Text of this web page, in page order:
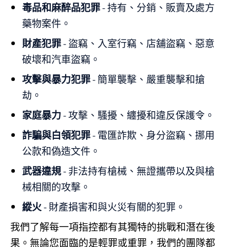
毒品和麻醉品犯罪- 持有、分銷、販賣及處方
藥物案件。
財產犯罪- 盜竊、入室行竊、店舖盜竊、惡意
破壞和汽車盜竊。
攻擊與暴力犯罪- 簡單襲擊、嚴重襲擊和搶
劫。
家庭暴力- 攻擊、騷擾、纏擾和違反保護令。
詐騙與白領犯罪- 電匯詐欺、身分盜竊、挪用
公款和偽造文件。
武器違規- 非法持有槍械、無證攜帶以及與槍
械相關的攻擊。
縱火- 財產損害和與火災有關的犯罪。
我們了解每一項指控都有其獨特的挑戰和潛在後
果。無論您面臨的是輕罪或重罪，我們的團隊都